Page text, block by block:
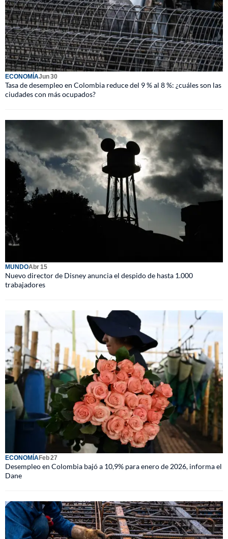
ECONOMÍAJun 30
Tasa de desempleo en Colombia reduce del 9 % al 8 %: ¿cuáles son las
ciudades con más ocupados?
MUNDOAbr 15
Nuevo director de Disney anuncia el despido de hasta 1.000
trabajadores
ECONOMÍAFeb 27
Desempleo en Colombia bajó a 10,9% para enero de 2026, informa el
Dane